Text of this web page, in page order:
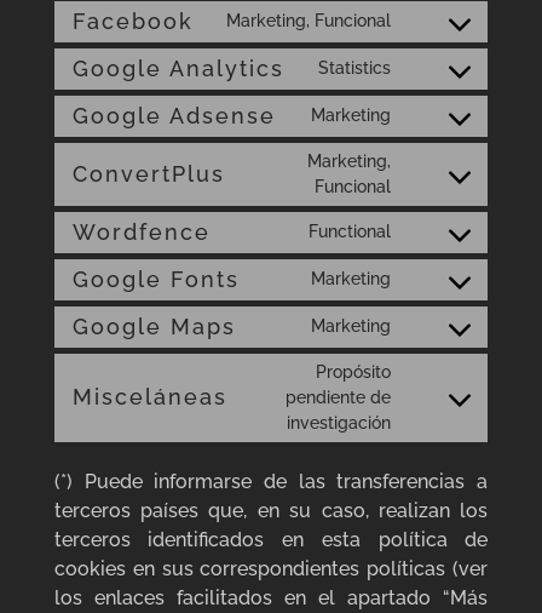
google-
recaptcha
service
Facebook Marketing, Funcional
Consent
service
facebook
Google Analytics Statistics
Consent
service
google-
Google Adsense Marketing
Consent
service
google-
adsense
ConvertPlus
Marketing,
Funcional
Consent
to
service
convertplus
Wordfence Functional
Consent
service
wordfence
Google Fonts Marketing
Consent
service
fonts
Google Maps Marketing
Consent
service
Misceláneas
Propósito
pendiente de
investigación
Consent
to
service
misceláneas
(*) Puede informarse de las transferencias a
terceros países que, en su caso, realizan los
terceros identificados en esta política de
cookies en sus correspondientes políticas (ver
los enlaces facilitados en el apartado “Más